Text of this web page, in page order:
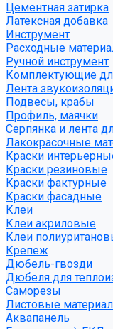
Цементная затирка
Латексная добавка
Инструмент
Расходные
Ручной инструмент
Комплектующие
Лента
Подвесы, крабы
Профиль, маячки
Серпянка и лента
Лакокрасочные
Краски
Краски резиновые
Краски фактурные
Краски фасадные
Клеи
Клеи акриловые
Клеи
Крепеж
Дюбель-гвозди
Дюбеля для
Саморезы
Листовые
Аквапанель